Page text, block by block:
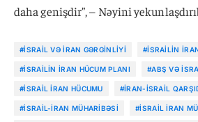
daha genişdir”, – Nəyini
#İSRAIL VƏ İRAN GƏRGINLIYI #İSRAILIN
#İSRAILIN İRAN HÜCUM PLANI #ABŞ VƏ
#İSRAIL İRAN HÜCUMU #İRAN-İSRAIL
#İSRAIL-İRAN MÜHARIBƏSI #İSRAIL İRAN